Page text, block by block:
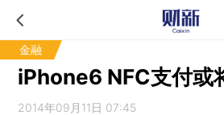
金融
iPhone6 NFC支付或
2014年09月11日 07:45